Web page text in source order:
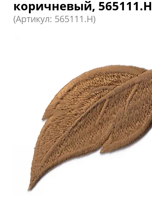
коричневый, 565111.H
(Артикул: 565111.H)